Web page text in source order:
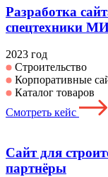
Разработка
спецтехники
2023 год
Строительство
Корпоративные
Каталог товаров
Смотреть кейс
Сайт для
партнёры